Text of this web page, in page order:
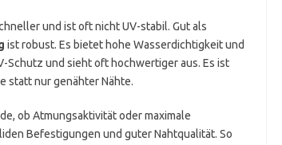
und ist oft nicht UV-stabil. Gut als
ist robust. Es bietet hohe Wasserdichtigkeit und
Schutz und sieht oft hochwertiger aus. Es ist
statt nur genähter Nähte.
ob Atmungsaktivität oder maximale
Befestigungen und guter Nahtqualität. So